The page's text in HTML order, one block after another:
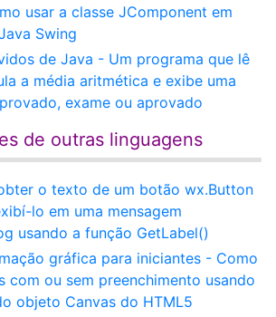
usar a classe JComponent em
Swing
de Java - Um programa que lê
a média aritmética e exibe uma
exame ou aprovado
de outras linguagens
o texto de um botão wx.Button
lo em uma mensagem
usando a função GetLabel()
gráfica para iniciantes - Como
com ou sem preenchimento usando
objeto Canvas do HTML5